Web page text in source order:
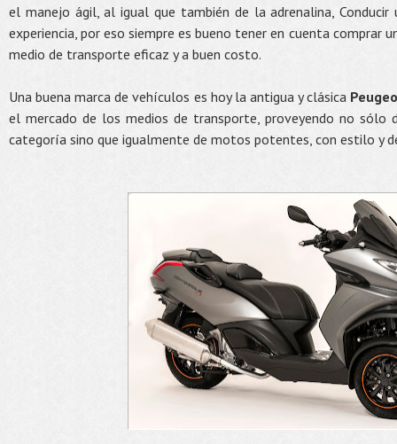
el manejo ágil, al igual que también de la adrenalina,
experiencia, por eso siempre es bueno tener en cuenta comprar
medio de transporte eficaz y a buen costo.
Una buena marca de vehículos es hoy la antigua y clásica
el mercado de los medios de transporte, proveyendo no sólo
categoría sino que igualmente de motos potentes, con estilo y